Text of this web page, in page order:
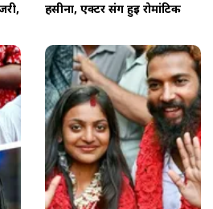
हसीना, एक्टर संग हुई रोमांटिक